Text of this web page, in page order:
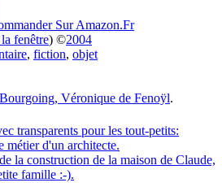
Sur Amazon.Fr
fenêtre) ©2004
, fiction, objet
Véronique de Fenoÿl.
transparents pour les tout-petits:
métier d'un architecte.
la construction de la maison de Claude,
famille :-).